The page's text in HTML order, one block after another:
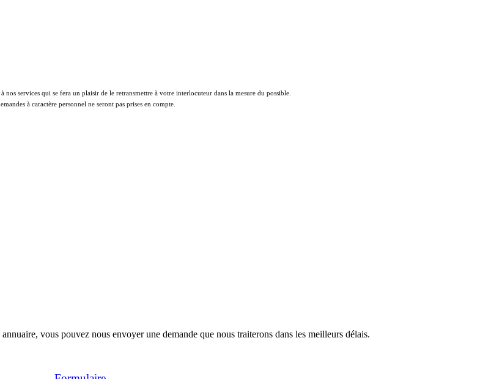
nos services qui se fera un plaisir de le retransmettre à votre interlocuteur dans la mesure du possible.
à caractère personnel ne seront pas prises en compte.
vous pouvez nous envoyer une demande que nous traiterons dans les meilleurs délais.